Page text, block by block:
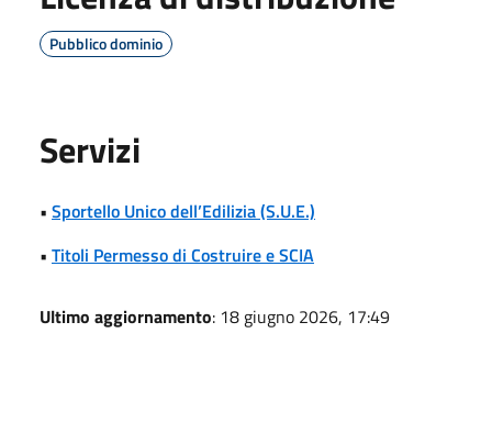
Pubblico dominio
Servizi
• Sportello Unico dell’Edilizia (S.U.E.)
• Titoli Permesso di Costruire e SCIA
Ultimo aggiornamento: 18 giugno 2026, 17:49